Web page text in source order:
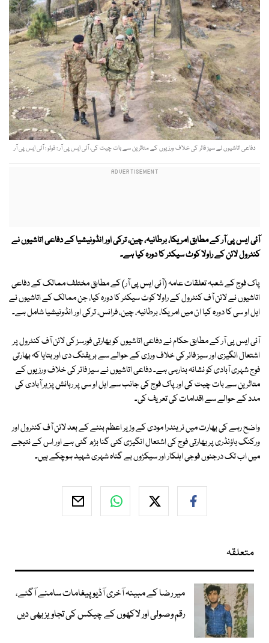
دفاعی اتاشیوں نے سیز فائر کی خلاف ورزیوں کے متاثرین سے بات چیت کی، آئی ایس پی آر : فوٹو : آئی ایس پی آر
آئی ایس پی آر کے مطابق امریکا، برطانیہ، چین، ترکی اور انڈونیشیا کے دفاعی اتاشیوں نے
کنٹرول لائن کے راولا کوٹ سیکٹر کا دورہ کیا ہے۔
پاک فوج کے شعبہ تعلقات عامہ (آئی ایس پی آر) کے مطابق مختلف ممالک کے دفاعی
اتاشیوں نے لائن آف کنٹرول کے راولا کوٹ سیکٹر کا دورہ کیا، جن ممالک کے اتاشیوں نے
ایل او سی کا دورہ کیا ان میں امریکا، برطانیہ، چین، فرانس، ترکی اور انڈونیشیا شامل ہے۔
آئی ایس پی آر کے مطابق حکام نے دفاعی اتاشیوں کو بھارتی فورسز کی لائن آف کنٹرول پر
اشتعال انگیزی اور سیز فائر کی خلاف ورزی کے حوالے سے بریفنگ دی اور بتایا کہ بھارتی
فوج شہری آبادی کو نشانہ بنارہی ہے۔ دفاعی اتاشیوں نے سیز فائر کی خلاف ورزیوں کے
متاثرین سے بات چیت کی اور پاک فوج کی جانب سے ایل او سی پر رہائش پزیر آبادی کی
مدد کے حوالے سے اقدامات کی تعریف کی۔
واضح رہے کی بھارت میں نریندرا مودی کے وزیر اعظم بننے کے بعد لائن آف کنٹرول اور
ورکنگ باؤنڈری پر بھارتی فوج کی اشتعال انگیزی کئی گنا بڑھ گئی ہے اور اس کے نتیجے
میں اب تک درجنوں فوجی اہلکار اور سیکڑوں بے گناہ شہری شہید ہوچکے ہیں۔
متعلقہ
میر رضا کے مبینہ آخری آڈیو پیغامات سامنے آگئے،
رقم وصولی اور لاکھوں کے چیکس کی تجاویز بھی دیں